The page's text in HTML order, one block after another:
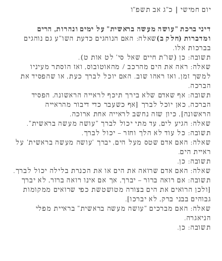
יום חמישי | כ"ג אב תשפ"ו
דיני ברכת "עושה מעשה בראשית" על ימים ונהרות, הרים
ומדברות (חלק ב)שאלה: האם הנוהגים כדעת השו"ע גם נוהגים
בברכות אלו.
תשובה: כן (שו"ת חיים שאל סי' לט אות ט).
שאלה: ראה את הים מהרכב / מהאוטובוס, ואז הוסתר מעיניו
למשך זמן, ואז ראהו שוב. האם יוכל לברך כעת, או שהפסיד את
הברכה.
תשובה: אף שאדם שלא בירך תיכף לראייה הראשונה, הפסיד
הברכה, כאן יוכל לברך [אף כשעבר כדי דיבור מהראייה
הראשונה], כיון שזה נחשב לראייה אחת ארוכה.
שאלה: הגיע לים, עד מתי יכול לברך "עושה מעשה בראשית".
תשובה: כל עוד לא הלך וחזר – יכול לברך.
שאלה: האם אדם שטס מעל הים, יברך 'עושה מעשה בראשית' על
ראיית הים.
תשובה: כן.
שאלה: האם אדם שרואה את הים או את הכנרת בלילה יכול לברך.
תשובה: אם רואה ברור – יברך, אך אם אינו רואה ברור, לא יברך
[ולכן הרואים את הים בצורה מטושטשת כפי שרואים ממקומות
גבוהים בבני ברק, לא יברכו].
שאלה: האם מברכים "עושה מעשה בראשית" בראיית מפלי
הניאגרה.
תשובה: כן.